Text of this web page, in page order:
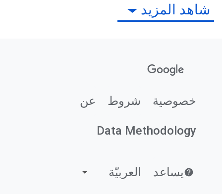
شاهد المزيد
خصوصية شروط عن
Data Methodology
يساعد